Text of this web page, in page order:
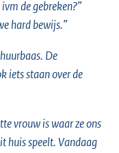
de gebreken?”
hard bewijs.”
De
iets staan over de
vrouw is waar ze ons
huis speelt. Vandaag